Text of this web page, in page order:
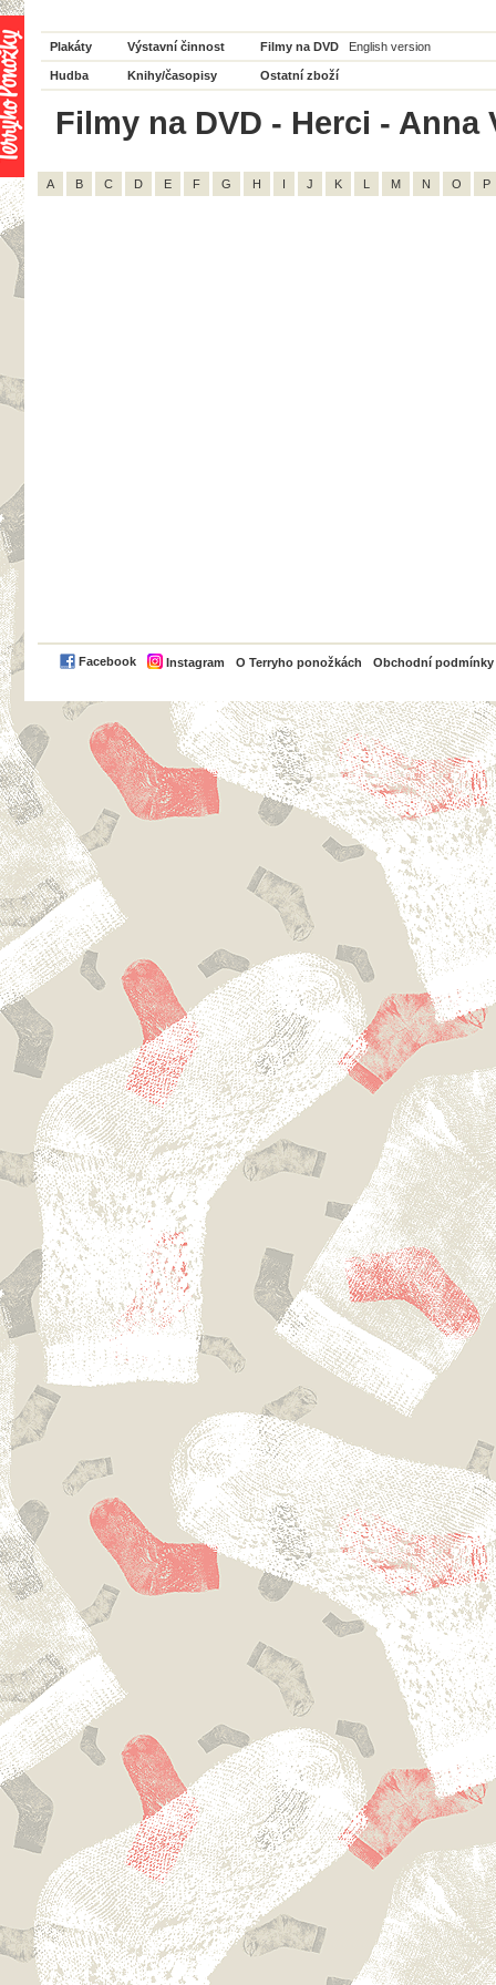
Plakáty Výstavní činnost Filmy na DVD English version
Hudba Knihy/časopisy Ostatní zboží
Filmy na DVD - Herci -
A B C D E F G H I J K L M N O P
Facebook Instagram O Terryho ponožkách Obchodní podmínky
PayPal